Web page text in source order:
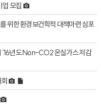
모집
위한 환경보건학적 대책마련 심포
년도 Non-CO2 온실가스 저감